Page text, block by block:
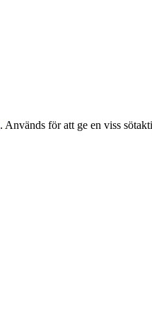
. Används för att ge en viss